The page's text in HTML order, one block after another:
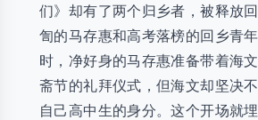
们》却有了两个归乡者，被释放
訇的马存惠和高考落榜的回乡青
时，净好身的马存惠准备带着海
斋节的礼拜仪式，但海文却坚决
自己高中生的身分。这个开场就